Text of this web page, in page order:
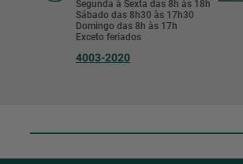
Segunda à Sexta das 8h às 18h
Sábado das 8h30 às 17h30
Domingo das 8h às 17h
Exceto feriados
4003-2020